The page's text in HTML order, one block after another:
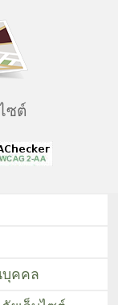
ซต์
บุคคล